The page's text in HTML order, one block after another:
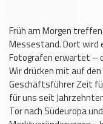
Früh am Morgen
Messestand. Dort wird
Fotografen erwartet –
Wir drücken mit auf
Geschäftsführer Zeit
für uns seit
Tor nach Südeuropa